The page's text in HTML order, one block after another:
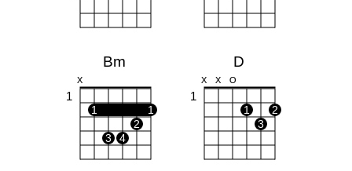
Bm
X
1
1
1
2
3
4
D
X X O
1
1
2
3